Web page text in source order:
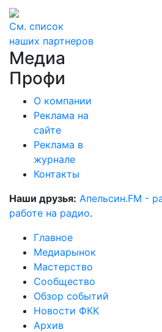
См. список
наших партнеров
Медиа
Профи
О компании
Реклама на
сайте
Реклама в
журнале
Контакты
Наши друзья: Апельсин.FM -
работе на радио.
Главное
Медиарынок
Мастерство
Сообщество
Обзор событий
Новости ФКК
Архив